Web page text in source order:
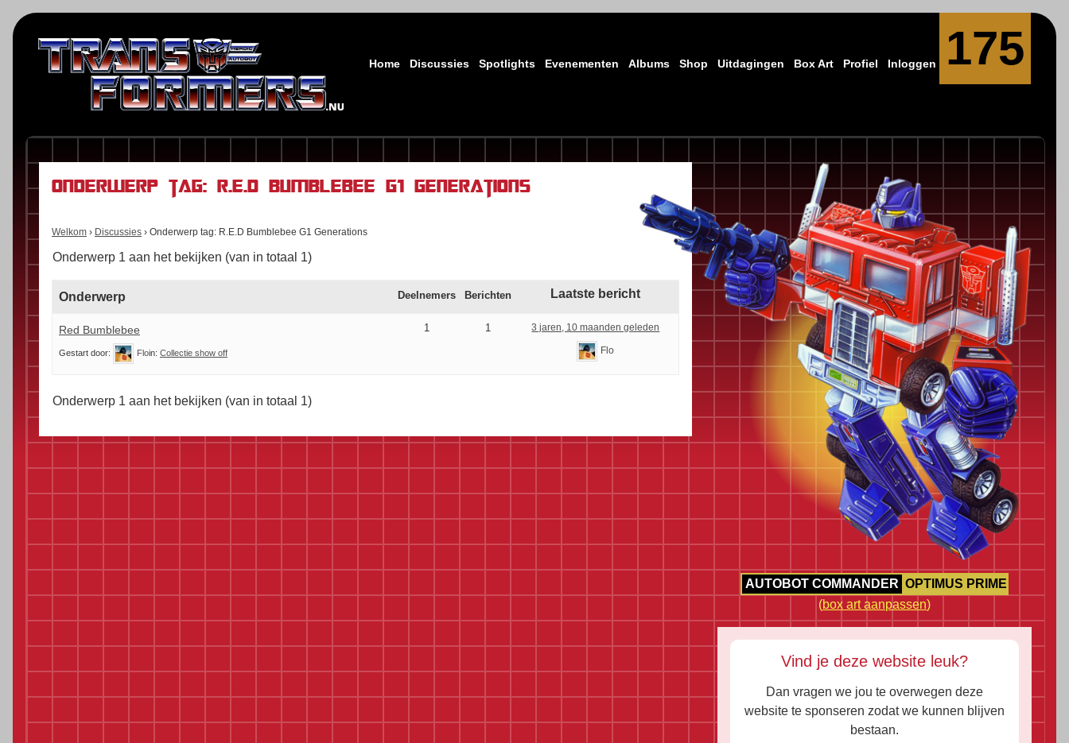
Home Discussies Spotlights Evenementen Albums Shop Uitdagingen Box Art Profiel Inloggen 175
Onderwerp tag: R.E.D Bumblebee G1 Generations
Welkom › Discussies › Onderwerp tag: R.E.D Bumblebee G1 Generations
Onderwerp 1 aan het bekijken (van in totaal 1)
Onderwerp Deelnemers Berichten Laatste bericht
Red Bumblebee
Gestart door: Floin: Collectie show off
1 1 3 jaren, 10 maanden geleden
Flo
Onderwerp 1 aan het bekijken (van in totaal 1)
AUTOBOT COMMANDER OPTIMUS PRIME
(box art aanpassen)
Vind je deze website leuk?
Dan vragen we jou te overwegen deze
website te sponseren zodat we kunnen blijven
bestaan.